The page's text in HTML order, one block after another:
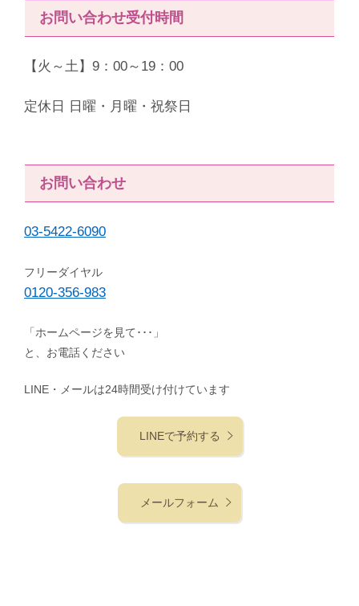
お問い合わせ受付時間
【火～土】9：00～19：00
定休日 日曜・月曜・祝祭日
お問い合わせ
03-5422-6090
フリーダイヤル
0120-356-983
「ホームページを見て･･･」
と、お電話ください
LINE・メールは24時間受け付けています
LINEで予約する
メールフォーム